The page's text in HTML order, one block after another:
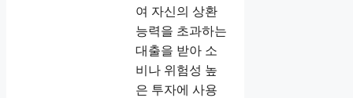
여 자신의 상환
능력을 초과하는
대출을 받아 소
비나 위험성 높
은 투자에 사용